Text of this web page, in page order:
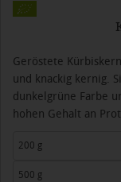
Geröstete
und knackig kernig.
dunkelgrüne Farbe
hohen Gehalt an
200 g
500 g